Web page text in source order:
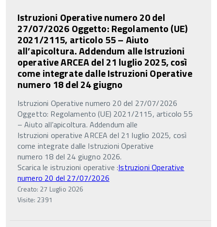
Istruzioni Operative numero 20 del
27/07/2026 Oggetto: Regolamento (UE)
2021/2115, articolo 55 – Aiuto
all’apicoltura. Addendum alle Istruzioni
operative ARCEA del 21 luglio 2025, così
come integrate dalle Istruzioni Operative
numero 18 del 24 giugno
Istruzioni Operative numero 20 del 27/07/2026
Oggetto: Regolamento (UE) 2021/2115, articolo 55
– Aiuto all’apicoltura. Addendum alle
Istruzioni operative ARCEA del 21 luglio 2025, così
come integrate dalle Istruzioni Operative
numero 18 del 24 giugno 2026.
Scarica le istruzioni operative :Istruzioni Operative
numero 20 del 27/07/2026
Creato: 27 Luglio 2026
Visite: 2391